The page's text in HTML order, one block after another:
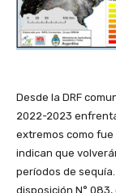
Desde la DRF
2022-2023
extremos como fue
indican que
períodos de
disposición N°